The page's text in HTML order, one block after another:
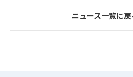
ニュース一覧に戻